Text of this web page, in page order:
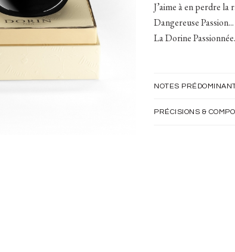
J’aime à en perdre la
Dangereuse
La Dorine
NOTES
PRÉCISIONS &